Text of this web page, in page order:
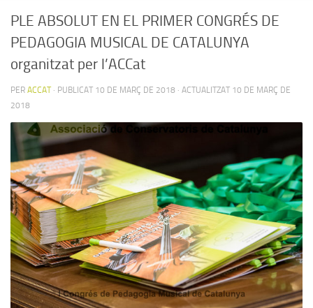
PLE ABSOLUT EN EL PRIMER CONGRÉS DE
PEDAGOGIA MUSICAL DE CATALUNYA
organitzat per l’ACCat
PER ACCAT · PUBLICAT 10 DE MARÇ DE 2018 · ACTUALITZAT 10 DE MARÇ DE
2018